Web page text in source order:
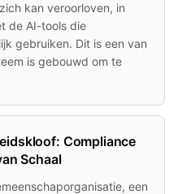
kan veroorloven, in
de AI-tools die
gebruiken. Dit is een van
is gebouwd om te
Compliance
Schaal
een